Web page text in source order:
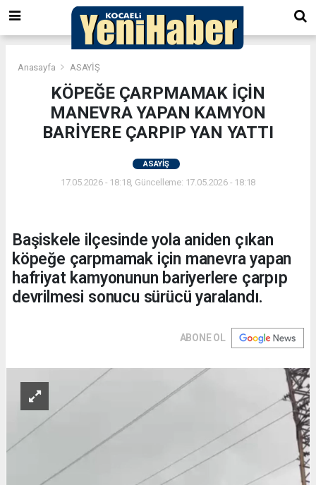
Anasayfa ASAYİŞ
KÖPEĞE ÇARPMAMAK İÇİN
MANEVRA YAPAN KAMYON
BARİYERE ÇARPIP YAN YATTI
ASAYİŞ
17.05.2026 - 18:18, Güncelleme: 17.05.2026 - 18:18
Başiskele ilçesinde yola aniden çıkan
köpeğe çarpmamak için manevra yapan
hafriyat kamyonunun bariyerlere çarpıp
devrilmesi sonucu sürücü yaralandı.
ABONE OL